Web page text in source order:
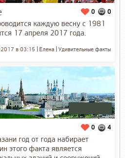
0
0
каждую весну с 1981
17 апреля 2017 года.
Удивительные факты
Елена
2017 в 03:15
4
0
год от года набирает
этого факта является